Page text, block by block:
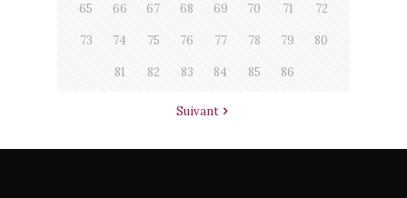
65 66 67 68 69 70 71 72
73 74 75 76 77 78 79 80
81 82 83 84 85 86
Suivant